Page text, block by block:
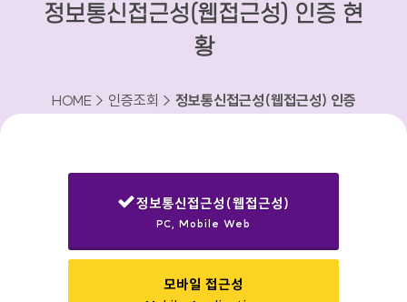
정보통신접근성(웹접근성) 인증 현
황
HOME > 인증조회 > 정보통신접근성(웹접근성) 인증
정보통신접근성(웹접근성)
PC, Mobile Web
모바일 접근성